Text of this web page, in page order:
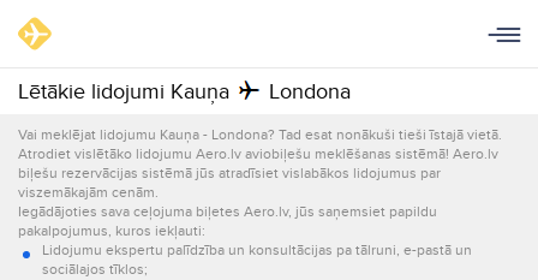
Lētākie lidojumi Kauņa Londona
Vai meklējat lidojumu Kauņa - Londona? Tad esat nonākuši tieši īstajā vietā.
Atrodiet vislētāko lidojumu Aero.lv aviobiļešu meklēšanas sistēmā! Aero.lv
biļešu rezervācijas sistēmā jūs atradīsiet vislabākos lidojumus par
viszemākajām cenām.
Iegādājoties sava ceļojuma biļetes Aero.lv, jūs saņemsiet papildu
pakalpojumus, kuros iekļauti:
Lidojumu ekspertu palīdzība un konsultācijas pa tālruni, e-pastā un
sociālajos tīklos;